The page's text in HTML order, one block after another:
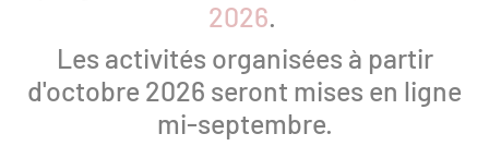
Visites en groupe
2026.
Les activités organisées à partir
d'octobre 2026 seront mises en ligne
mi-septembre.